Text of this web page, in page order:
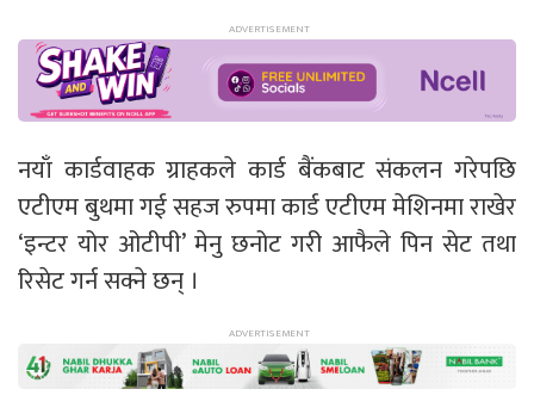
नयाँ कार्डवाहक ग्राहकले कार्ड बैंकबाट संकलन गरेपछि
एटीएम बुथमा गई सहज रुपमा कार्ड एटीएम मेशिनमा राखेर
‘इन्टर योर ओटीपी’ मेनु छनोट गरी आफैले पिन सेट तथा
रिसेट गर्न सक्ने छन् ।